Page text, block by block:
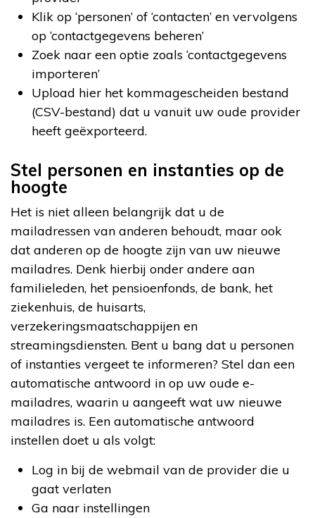
Klik op ‘personen’ of ‘contacten’ en vervolgens
op ‘contactgegevens beheren’
Zoek naar een optie zoals ‘contactgegevens
importeren’
Upload hier het kommagescheiden bestand
(CSV-bestand) dat u vanuit uw oude provider
heeft geëxporteerd.
Stel personen en instanties op de
hoogte
Het is niet alleen belangrijk dat u de
mailadressen van anderen behoudt, maar ook
dat anderen op de hoogte zijn van uw nieuwe
mailadres. Denk hierbij onder andere aan
familieleden, het pensioenfonds, de bank, het
ziekenhuis, de huisarts,
verzekeringsmaatschappijen en
streamingsdiensten. Bent u bang dat u personen
of instanties vergeet te informeren? Stel dan een
automatische antwoord in op uw oude e-
mailadres, waarin u aangeeft wat uw nieuwe
mailadres is. Een automatische antwoord
instellen doet u als volgt:
Log in bij de webmail van de provider die u
gaat verlaten
Ga naar instellingen